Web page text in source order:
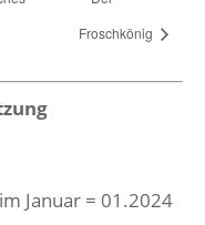
Froschkönig
Januar = 01.2024